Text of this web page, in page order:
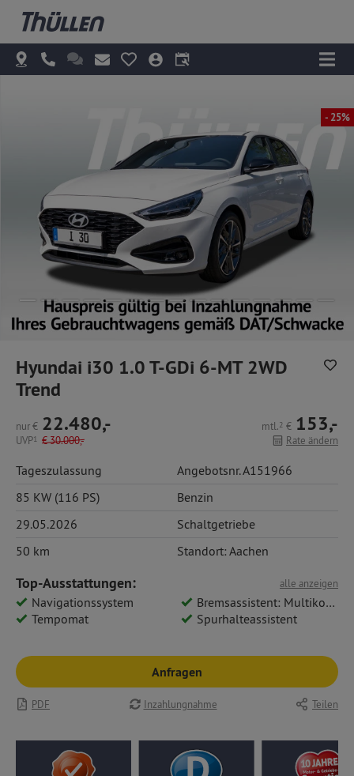
- 25%
Hyundai i30 1.0 T-GDi 6-MT 2WD
Trend
nur€ 22.480,-
UVP1 €30.000,-
mtl.2 € 153,-
Rate ändern
Tageszulassung
Angebotsnr. A151966
85 KW (116 PS)
Benzin
29.05.2026
Schaltgetriebe
50 km
Standort: Aachen
alle anzeigen
Top-Ausstattungen:
Navigationssystem
Bremsassistent: Multikollisionsbremse
Tempomat
Spurhalteassistent
Anfragen
PDF Inzahlungnahme Teilen